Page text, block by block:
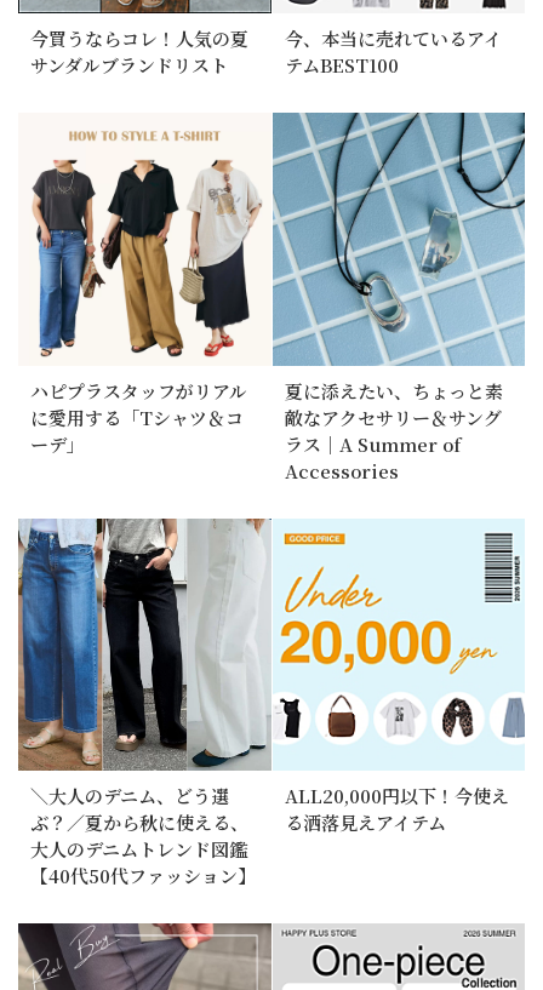
今買うならコレ！人気の夏
サンダルブランドリスト
今、本当に売れているアイ
テムBEST100
ハピプラスタッフがリアル
に愛用する「Tシャツ＆コ
ーデ」
夏に添えたい、ちょっと素
敵なアクセサリー＆サング
ラス｜A Summer of
Accessories
＼大人のデニム、どう選
ぶ？／夏から秋に使える、
大人のデニムトレンド図鑑
【40代50代ファッション】
ALL20,000円以下！今使え
る洒落見えアイテム